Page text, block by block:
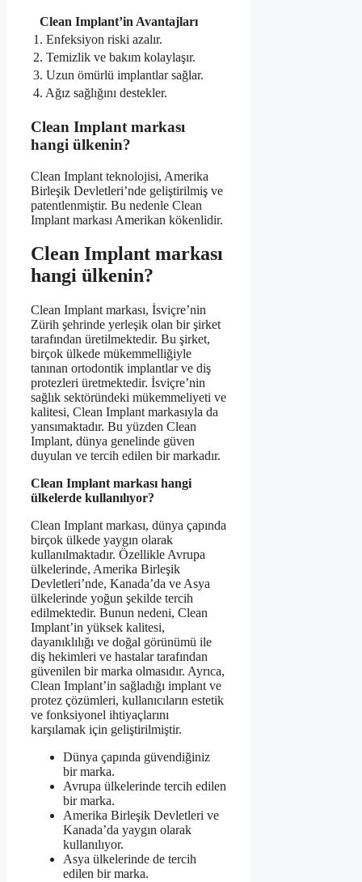
Clean Implant’in Avantajları
1. Enfeksiyon riski azalır.
2. Temizlik ve bakım kolaylaşır.
3. Uzun ömürlü implantlar sağlar.
4. Ağız sağlığını destekler.
Clean Implant markası
hangi ülkenin?
Clean Implant teknolojisi, Amerika
Birleşik Devletleri’nde geliştirilmiş ve
patentlenmiştir. Bu nedenle Clean
Implant markası Amerikan kökenlidir.
Clean Implant markası
hangi ülkenin?
Clean Implant markası, İsviçre’nin
Zürih şehrinde yerleşik olan bir şirket
tarafından üretilmektedir. Bu şirket,
birçok ülkede mükemmelliğiyle
tanınan ortodontik implantlar ve diş
protezleri üretmektedir. İsviçre’nin
sağlık sektöründeki mükemmeliyeti ve
kalitesi, Clean Implant markasıyla da
yansımaktadır. Bu yüzden Clean
Implant, dünya genelinde güven
duyulan ve tercih edilen bir markadır.
Clean Implant markası hangi
ülkelerde kullanılıyor?
Clean Implant markası, dünya çapında
birçok ülkede yaygın olarak
kullanılmaktadır. Özellikle Avrupa
ülkelerinde, Amerika Birleşik
Devletleri’nde, Kanada’da ve Asya
ülkelerinde yoğun şekilde tercih
edilmektedir. Bunun nedeni, Clean
Implant’in yüksek kalitesi,
dayanıklılığı ve doğal görünümü ile
diş hekimleri ve hastalar tarafından
güvenilen bir marka olmasıdır. Ayrıca,
Clean Implant’in sağladığı implant ve
protez çözümleri, kullanıcıların estetik
ve fonksiyonel ihtiyaçlarını
karşılamak için geliştirilmiştir.
Dünya çapında güvendiğiniz
bir marka.
Avrupa ülkelerinde tercih edilen
bir marka.
Amerika Birleşik Devletleri ve
Kanada’da yaygın olarak
kullanılıyor.
Asya ülkelerinde de tercih
edilen bir marka.